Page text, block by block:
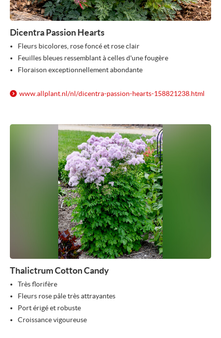
Dicentra Passion Hearts
Fleurs bicolores, rose foncé et rose clair
Feuilles bleues ressemblant à celles d'une fougère
Floraison exceptionnellement abondante
www.allplant.nl/nl/dicentra-passion-hearts-158821238.html
Thalictrum Cotton Candy
Très florifère
Fleurs rose pâle très attrayantes
Port érigé et robuste
Croissance vigoureuse